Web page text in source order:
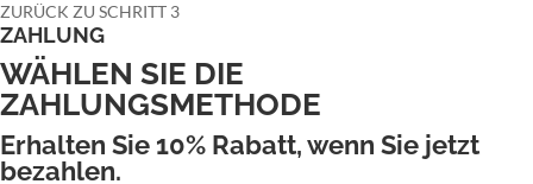
ZURÜCK ZU SCHRITT 3
ZAHLUNG
WÄHLEN SIE DIE
ZAHLUNGSMETHODE
Erhalten Sie 10% Rabatt, wenn Sie jetzt
bezahlen.